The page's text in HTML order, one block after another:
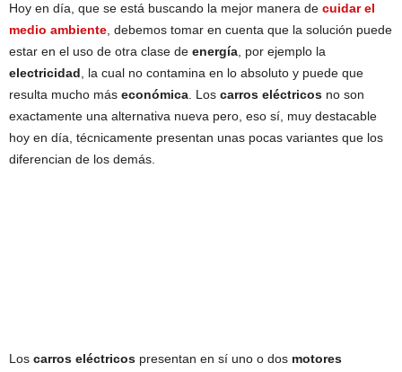
Hoy en día, que se está buscando la mejor manera de cuidar el
medio ambiente , debemos tomar en cuenta que la solución puede
estar en el uso de otra clase de energía , por ejemplo la
electricidad , la cual no contamina en lo absoluto y puede que
resulta mucho más económica . Los carros eléctricos no son
exactamente una alternativa nueva pero, eso sí, muy destacable
hoy en día, técnicamente presentan unas pocas variantes que los
diferencian de los demás.
Los carros eléctricos presentan en sí uno o dos motores